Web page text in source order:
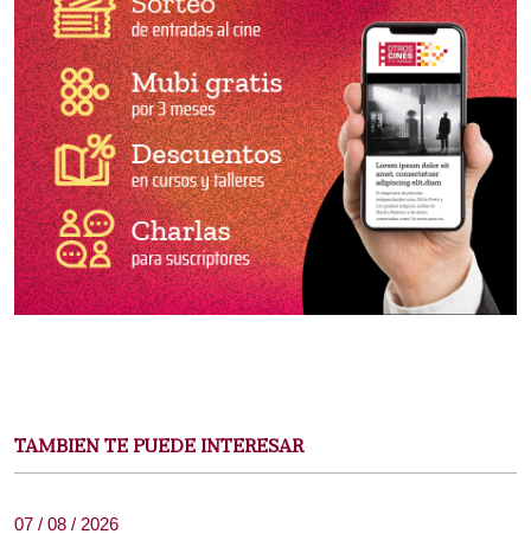
TAMBIEN TE PUEDE INTERESAR
07 / 08 / 2026